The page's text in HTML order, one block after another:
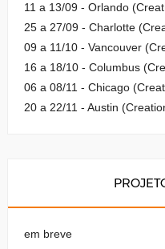
11 a 13/09 - Orlando
25 a 27/09 - Charlotte
09 a 11/10 - Vancouver
16 a 18/10 - Columbus
06 a 08/11 - Chicago
20 a 22/11 - Austin
em breve